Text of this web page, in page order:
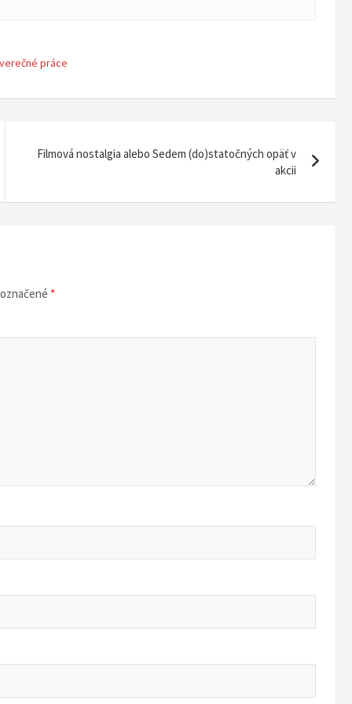
práce
Filmová nostalgia alebo Sedem (do)statočných opäť v
akcii
*